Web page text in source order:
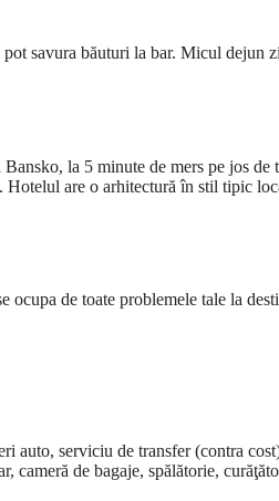
pot savura băuturi la bar. Micul dejun
la 5 minute de mers pe jos de
Hotelul are o arhitectură în stil tipic
ocupa de toate problemele tale la
auto, serviciu de transfer (contra
cameră de bagaje, spălătorie,